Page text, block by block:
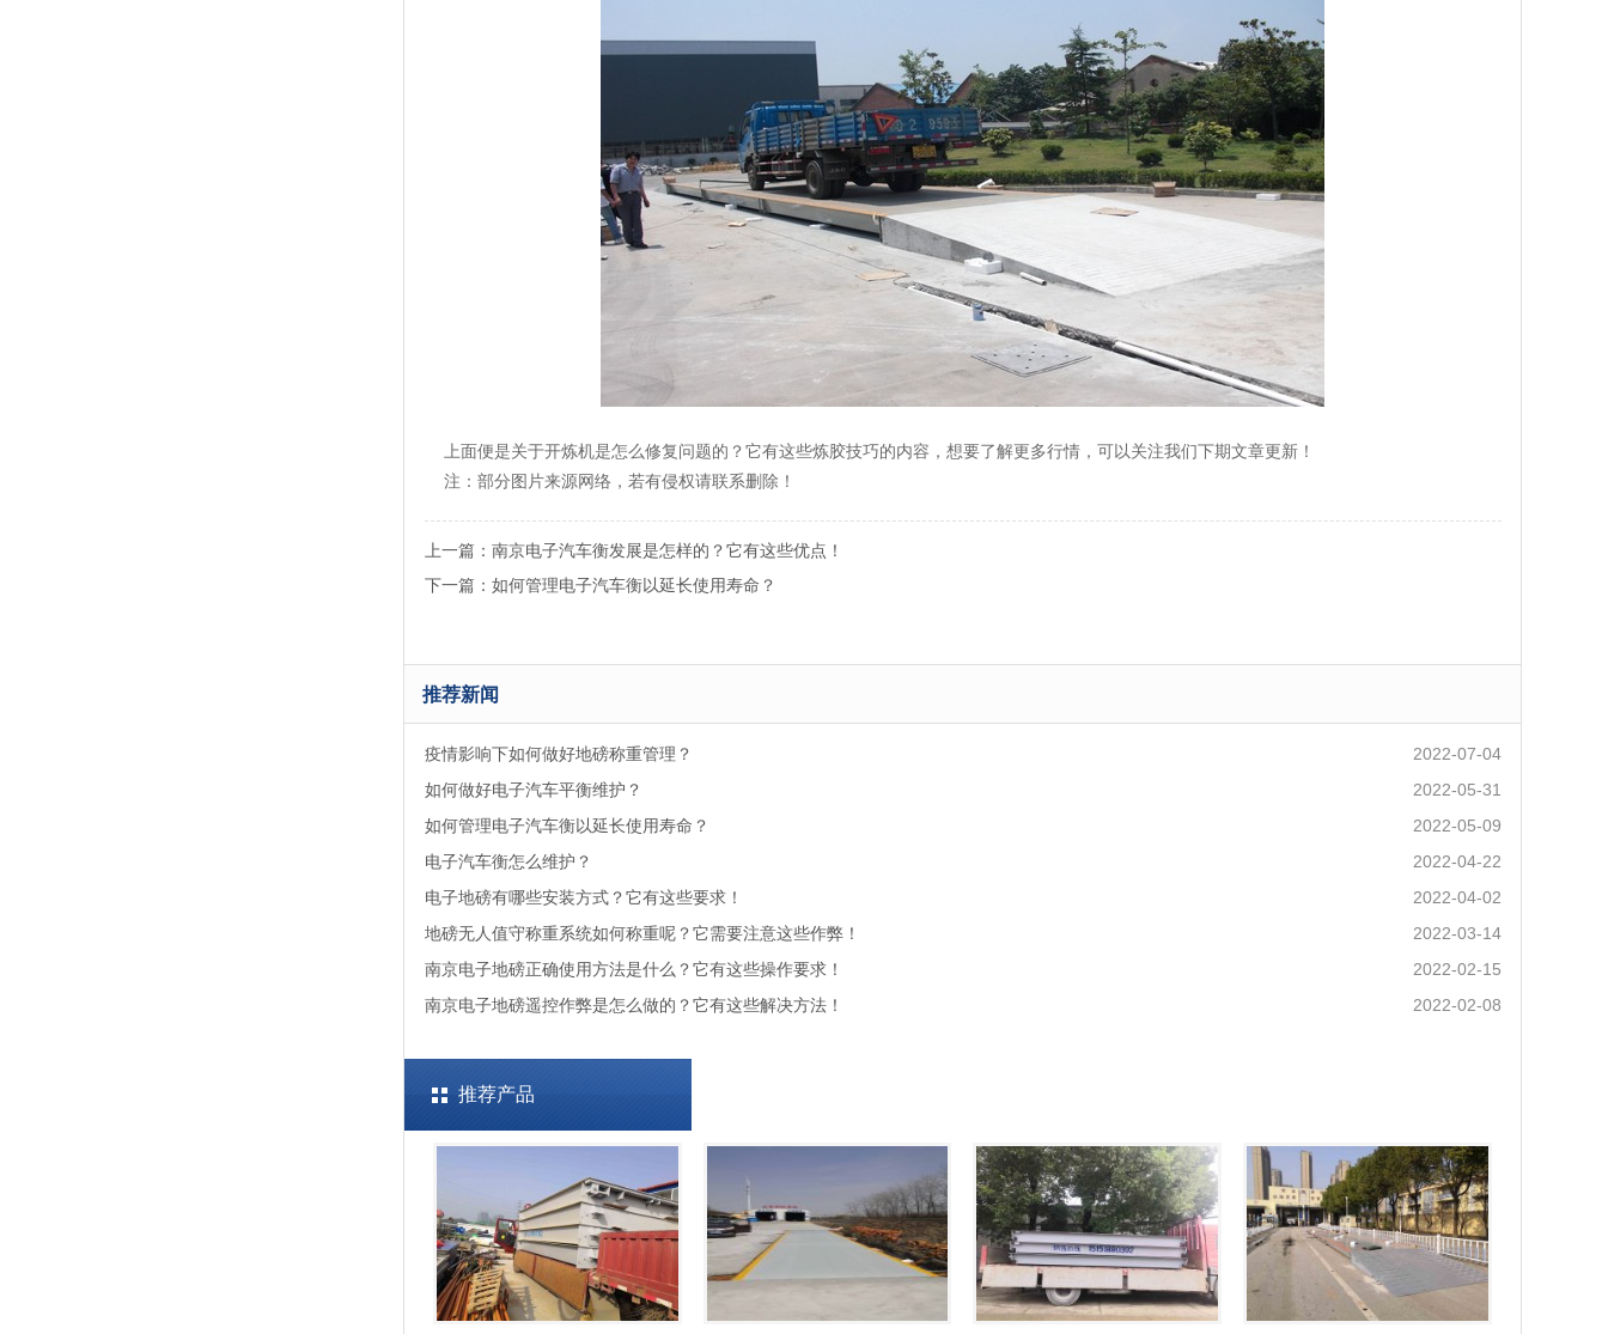
上面便是关于开炼机是怎么修复问题的？它有这些炼胶技巧的内容，想要了解更多行情，可以关注我们下期文章更新！
注：部分图片来源网络，若有侵权请联系删除！
上一篇： 南京电子汽车衡发展是怎样的？它有这些优点！
下一篇： 如何管理电子汽车衡以延长使用寿命？
推荐新闻
2022-07-04
疫情影响下如何做好地磅称重管理？
2022-05-31
如何做好电子汽车平衡维护？
2022-05-09
如何管理电子汽车衡以延长使用寿命？
2022-04-22
电子汽车衡怎么维护？
2022-04-02
电子地磅有哪些安装方式？它有这些要求！
2022-03-14
地磅无人值守称重系统如何称重呢？它需要注意这些作弊！
2022-02-15
南京电子地磅正确使用方法是什么？它有这些操作要求！
2022-02-08
南京电子地磅遥控作弊是怎么做的？它有这些解决方法！
推荐产品